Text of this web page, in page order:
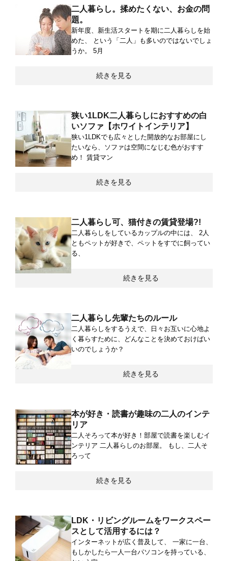
二人暮らし。揉めたくない、お金の問
題。
新年度、新生活スタートを期に二人暮らしを始
めた、 という「二人」も多いのではないでしょ
うか。 5月
続きを見る
狭い1LDK二人暮らしにおすすめの白
いソファ【ホワイトインテリア】
狭い1LDKでも広々とした開放的なお部屋にし
たいなら、ソファは空間になじむ色がおすす
め！ 賃貸マン
続きを見る
二人暮らし可、猫付きの賃貸登場?!
二人暮らしをしているカップルの中には、 2人
ともペットが好きで、ペットをすでに飼ってい
る、
続きを見る
二人暮らし先輩たちのルール
二人暮らしをするうえで、日々お互いに心地よ
く暮らすために、どんなことを決めておけばい
いのでしょうか？
続きを見る
本が好き・読書が趣味の二人のインテ
リア
二人そろって本が好き！部屋で読書を楽しむイ
ンテリア 二人暮らしのお部屋。 もし、二人そ
ろって
続きを見る
LDK・リビングルームをワークスペー
スとして活用するには？
インターネットが広く普及して、 一家に一台、
もしかしたら一人一台パソコンを持っている、